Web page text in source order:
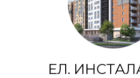
ЕЛ.